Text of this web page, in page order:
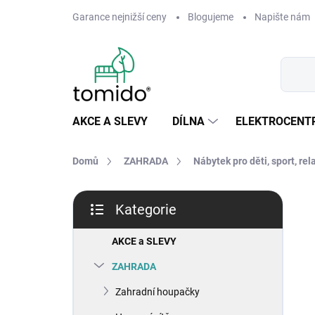
Garance nejnižší ceny Blogujeme Napište nám
AKCE A SLEVY DÍLNA
Domů ZAHRADA Nábytek pro děti, sport,
P
s
kategorie
Kategorie
AKCE a SLEVY
ZAHRADA
Zahradní houpačky